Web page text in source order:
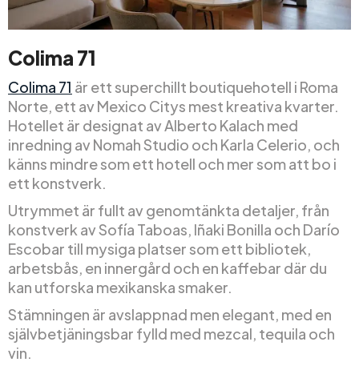
Colima 71
Colima 71 är ett superchillt boutiquehotell i Roma
Norte, ett av Mexico Citys mest kreativa kvarter.
Hotellet är designat av Alberto Kalach med
inredning av Nomah Studio och Karla Celerio, och
känns mindre som ett hotell och mer som att bo i
ett konstverk.
Utrymmet är fullt av genomtänkta detaljer, från
konstverk av Sofía Taboas, Iñaki Bonilla och Darío
Escobar till mysiga platser som ett bibliotek,
arbetsbås, en innergård och en kaffebar där du
kan utforska mexikanska smaker.
Stämningen är avslappnad men elegant, med en
självbetjäningsbar fylld med mezcal, tequila och
vin.